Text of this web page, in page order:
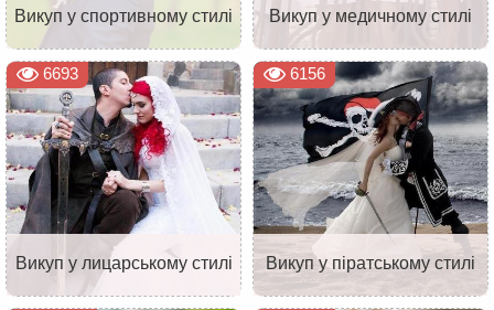
Викуп у спортивному стилі Викуп у медичному стилі
6693
Викуп у лицарському стилі
6156
Викуп у піратському стилі